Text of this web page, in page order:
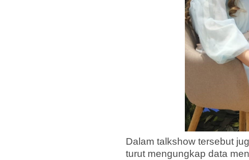
Dalam talkshow tersebut
turut mengungkap data